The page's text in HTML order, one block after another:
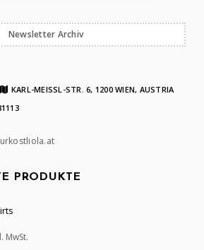
Newsletter Archiv
KARL-MEISSL-STR. 6, 1200 WIEN, AUSTRIA
PRODUKTE
MwSt.